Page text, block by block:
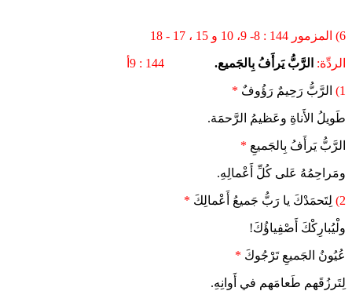
6) المزمور 144 : 8- 9، 10 و 15 ، 17 - 18
الردِّة: الرَّبُّ يَرأَفُ بِالجَميع.
1) الرَّبُّ رَحِيمٌ رَؤُوفٌ *
طَويلُ الأَناةِ وعَظيمُ الرَّحمَة.
الرَّبُّ يَرأَفُ بِالجَميعِ *
ومَراحِمُهُ عَلى كُلِّ أَعْمالِهِ.
2) لِتَحمَدْكَ يا رَبُّ جَميعُ أَعْمالِكَ *
ولْيُبارِكْكَ أَصْفِياؤُكَ!
عُيُونُ الجَميعِ تَرْجُوكَ *
لِتَرزُقَهم طَعامَهم في أَوانِهِ.